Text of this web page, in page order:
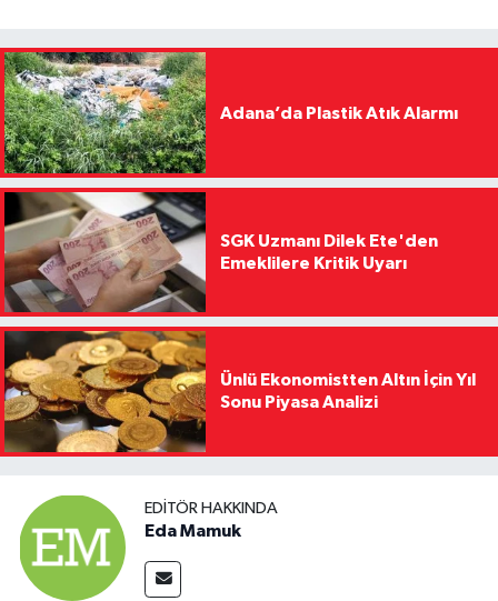
Adana’da Plastik Atık Alarmı
SGK Uzmanı Dilek Ete'den
Emeklilere Kritik Uyarı
Ünlü Ekonomistten Altın İçin Yıl
Sonu Piyasa Analizi
EDITÖR HAKKINDA
Eda Mamuk